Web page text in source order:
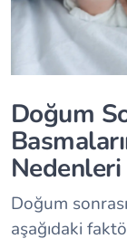
Doğum
Nedenleri
Doğum
aşağıdaki